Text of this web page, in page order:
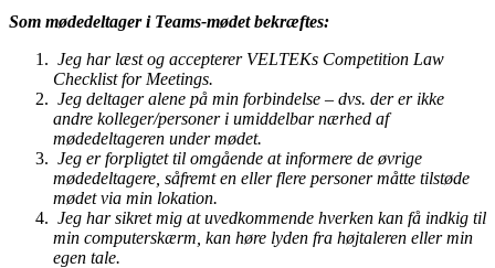
Som mødedeltager i Teams-mødet bekræftes:
Jeg har læst og accepterer VELTEKs Competition Law
Checklist for Meetings.
Jeg deltager alene på min forbindelse – dvs. der er ikke
andre kolleger/personer i umiddelbar nærhed af
mødedeltageren under mødet.
Jeg er forpligtet til omgående at informere de øvrige
mødedeltagere, såfremt en eller flere personer måtte tilstøde
mødet via min lokation.
Jeg har sikret mig at uvedkommende hverken kan få indkig til
min computerskærm, kan høre lyden fra højtaleren eller min
egen tale.